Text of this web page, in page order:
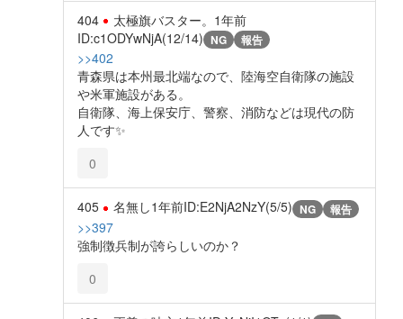
404 太極旗バスター。 1年前
ID:c1ODYwNjA(12/14) NG 報告
>>402
青森県は本州最北端なので、陸海空自衛隊の施設
や米軍施設がある。
自衛隊、海上保安庁、警察、消防などは現代の防
人です✨️
0
405 名無し1年前ID:E2NjA2NzY(5/5) NG 報告
>>397
強制徴兵制が誇らしいのか？
0